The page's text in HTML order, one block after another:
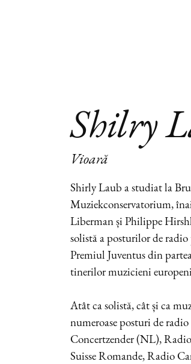
Shilry
Vioară
Shirly Laub a studiat la
Muziekconservatorium,
Liberman și Philippe
solistă a posturilor de
Premiul Juventus din
tinerilor muzicieni
Atât ca solistă, cât și ca
numeroase posturi de
Concertzender (NL),
Suisse Romande, Radio